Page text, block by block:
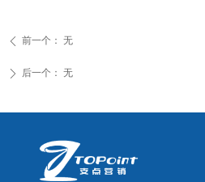
ꄴ 前一个： 无
ꄲ 后一个： 无